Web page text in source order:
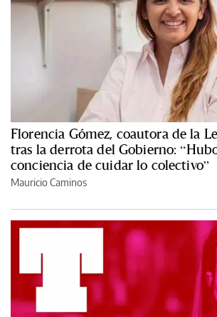
Florencia Gómez, coautora de la
tras la derrota del Gobierno:
conciencia de cuidar lo colectivo”
Mauricio Caminos